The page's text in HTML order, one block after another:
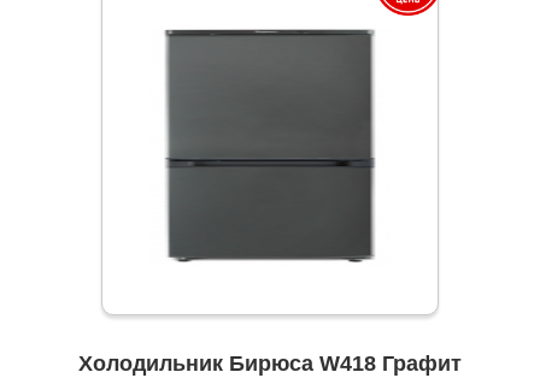
Холодильник Бирюса W418 Графит